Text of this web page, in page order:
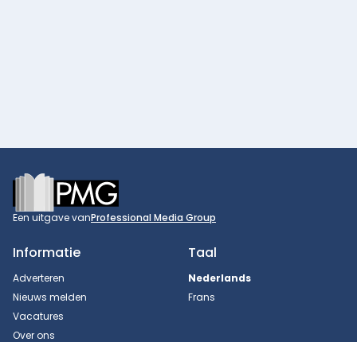
Footer
Een uitgave vanProfessional Media Group
Informatie
Adverteren
Nieuws melden
Vacatures
Over ons
Taal
Nederlands
Frans